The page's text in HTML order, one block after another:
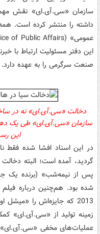
سازمان «سی.‌آی.ای» نقش
داشته را منتشر کرده است.
عمومی» (of Public Affairs
این دفتر مسئولیت ارتباط با
صنعت سرگرمی را به عهده دارد.
دخالت «سی.‌آی.ای»نه در
سازمان«سی.‌آی.ای»طی یک
این
در این اسناد افشا شده فقط
گردید، آمده است؛ البته دخالت
شده بود. هم‌چنین درباره فیلم
2013 که جایزه‌اش را
زمینه تولید از «سی.‌آی.ای»
عملیات‌های مخفی «سی.‌آی.ای»